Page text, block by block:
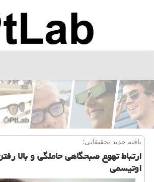
یافته جدید تحقیقاتی؛
ارتباط تهوع صبحگاهی حاملگی و بالا
اوتیسمی